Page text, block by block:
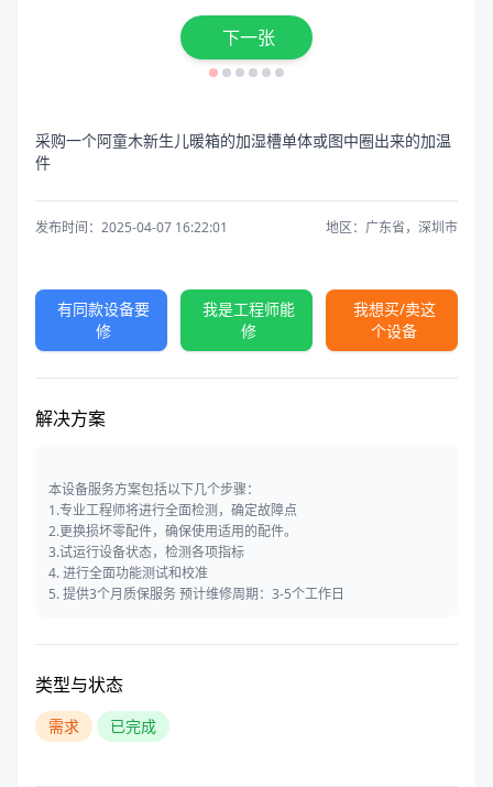
下一张
采购一个阿童木新生儿暖箱的加湿槽单体或图中圈出来的加温
件
发布时间：2025-04-07 16:22:01 地区：广东省，深圳市
有同款设备要
修
我是工程师能
修
我想买/卖这
个设备
解决方案
本设备服务方案包括以下几个步骤：
1.专业工程师将进行全面检测，确定故障点
2.更换损坏零配件，确保使用适用的配件。
3.试运行设备状态，检测各项指标
4. 进行全面功能测试和校准
5. 提供3个月质保服务 预计维修周期：3-5个工作日
类型与状态
需求 已完成